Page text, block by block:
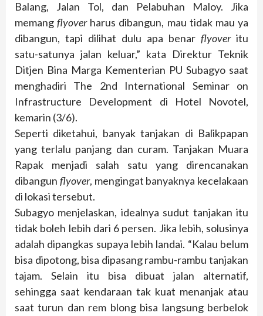
Balang, Jalan Tol, dan Pelabuhan Maloy. Jika
memangflyoverharus dibangun, mau tidak mau ya
dibangun, tapi dilihat dulu apa benar flyoveritu
satu-satunya jalan keluar,” kata Direktur Teknik
Ditjen Bina Marga Kementerian PU Subagyo saat
menghadiri The 2nd International Seminar on
Infrastructure Development di Hotel Novotel,
kemarin (3/6).
Seperti diketahui, banyak tanjakan di Balikpapan
yang terlalu panjang dan curam. Tanjakan Muara
Rapak menjadi salah satu yang direncanakan
dibangun flyover, mengingat banyaknya kecelakaan
di lokasi tersebut.
Subagyo menjelaskan, idealnya sudut tanjakan itu
tidak boleh lebih dari 6 persen. Jika lebih, solusinya
adalah dipangkas supaya lebih landai. “Kalau belum
bisa dipotong, bisa dipasang rambu-rambu tanjakan
tajam. Selain itu bisa dibuat jalan alternatif,
sehingga saat kendaraan tak kuat menanjak atau
saat turun dan rem blong bisa langsung berbelok